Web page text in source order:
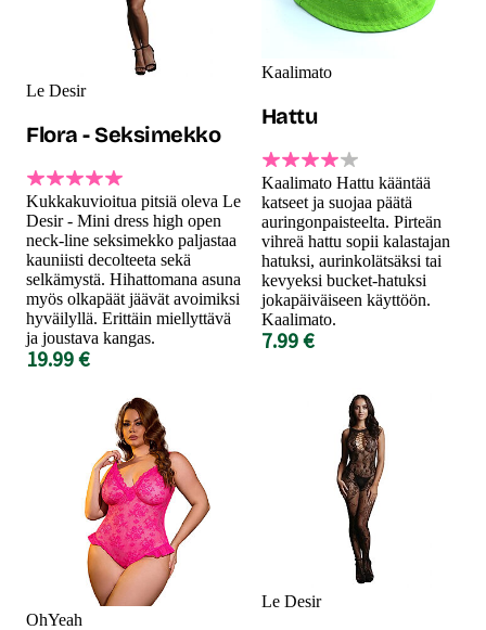
Le Desir
Flora - Seksimekko
Kukkakuvioitua pitsiä oleva Le
Desir - Mini dress high open
neck-line seksimekko paljastaa
kauniisti decolteeta sekä
selkämystä. Hihattomana asuna
myös olkapäät jäävät avoimiksi
hyväilyllä. Erittäin miellyttävä
ja joustava kangas.
19.99 €
Kaalimato
Hattu
Kaalimato Hattu kääntää
katseet ja suojaa päätä
auringonpaisteelta. Pirteän
vihreä hattu sopii kalastajan
hatuksi, aurinkolätsäksi tai
kevyeksi bucket-hatuksi
jokapäiväiseen käyttöön.
Kaalimato.
7.99 €
OhYeah
Le Desir